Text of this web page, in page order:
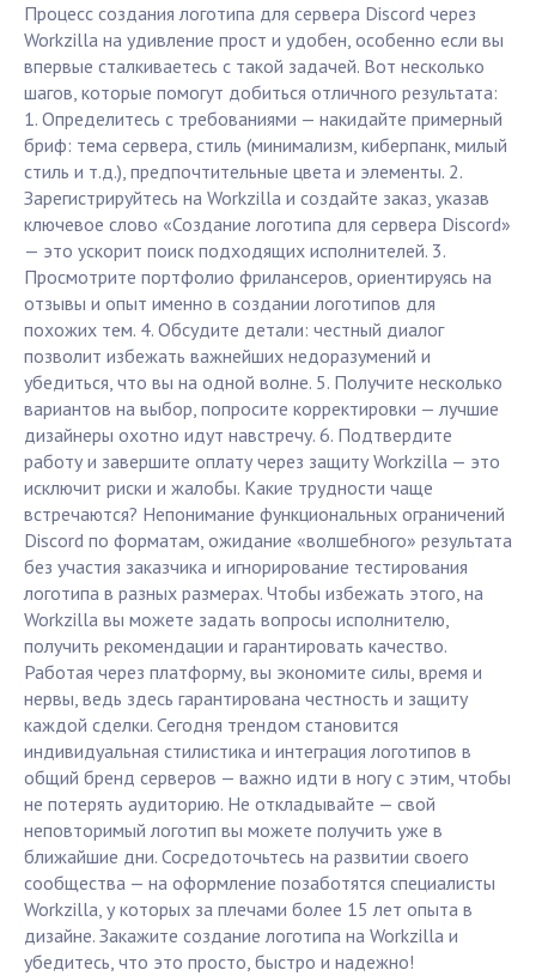
Процесс создания логотипа для сервера Discord через
Workzilla на удивление прост и удобен, особенно если вы
впервые сталкиваетесь с такой задачей. Вот несколько
шагов, которые помогут добиться отличного результата:
1. Определитесь с требованиями — накидайте примерный
бриф: тема сервера, стиль (минимализм, киберпанк, милый
стиль и т.д.), предпочтительные цвета и элементы. 2.
Зарегистрируйтесь на Workzilla и создайте заказ, указав
ключевое слово «Создание логотипа для сервера Discord»
— это ускорит поиск подходящих исполнителей. 3.
Просмотрите портфолио фрилансеров, ориентируясь на
отзывы и опыт именно в создании логотипов для
похожих тем. 4. Обсудите детали: честный диалог
позволит избежать важнейших недоразумений и
убедиться, что вы на одной волне. 5. Получите несколько
вариантов на выбор, попросите корректировки — лучшие
дизайнеры охотно идут навстречу. 6. Подтвердите
работу и завершите оплату через защиту Workzilla — это
исключит риски и жалобы. Какие трудности чаще
встречаются? Непонимание функциональных ограничений
Discord по форматам, ожидание «волшебного» результата
без участия заказчика и игнорирование тестирования
логотипа в разных размерах. Чтобы избежать этого, на
Workzilla вы можете задать вопросы исполнителю,
получить рекомендации и гарантировать качество.
Работая через платформу, вы экономите силы, время и
нервы, ведь здесь гарантирована честность и защиту
каждой сделки. Сегодня трендом становится
индивидуальная стилистика и интеграция логотипов в
общий бренд серверов — важно идти в ногу с этим, чтобы
не потерять аудиторию. Не откладывайте — свой
неповторимый логотип вы можете получить уже в
ближайшие дни. Сосредоточьтесь на развитии своего
сообщества — на оформление позаботятся специалисты
Workzilla, у которых за плечами более 15 лет опыта в
дизайне. Закажите создание логотипа на Workzilla и
убедитесь, что это просто, быстро и надежно!